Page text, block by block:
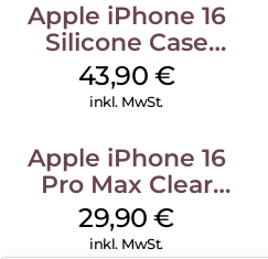
Apple iPhone 16
Silicone Case
MagSafe Plum
43,90 €
inkl. MwSt.
Apple iPhone 16
Pro Max Clear
Case MagSafe
Transparent
29,90€
inkl. MwSt.